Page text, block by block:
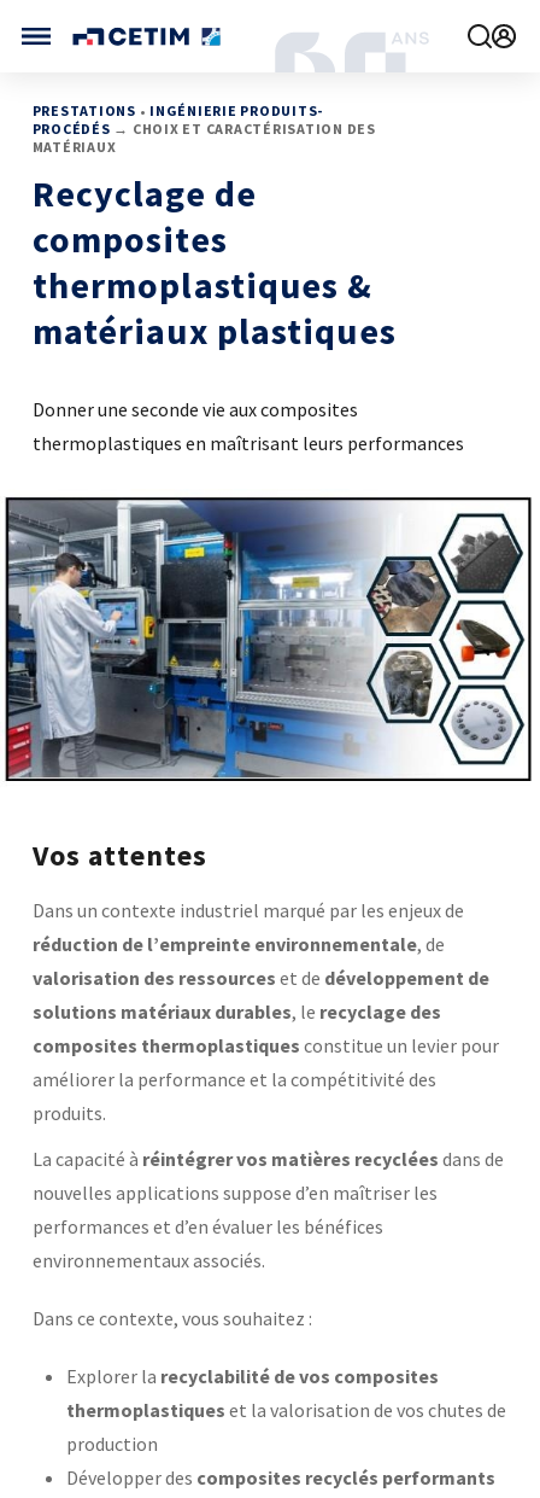
CETIM FRANCE
FRANCE (ACTUEL)
INTERNATIONAL
CETIM MATCOR (ASIE)
CETIM ALLEMAGNE
AGENDA
ACTUALITÉS
CETIM INFOS
IMPLANTATIONS
NOUS REJOINDRE
NOUS CONTACTER
MÉCATHÈQUE, LA BASE DE CONNAISSANCES
Base documentaire
TOUTES NOS SOLUTIONS ET PRESTATIONS
Essais – contrôles – mesures
Ingénierie produits / procédés
Conseil et Expertises
Analyse de défaillance
Témoignages Clients
NOS FORMATIONS CETIM ACADEMY®
Chaînes de valeur
Qualifiantes / certifiantes
A distance
A l'international
NOS LOGICIELS
Logiciels métiers
Logiciels de calcul
Aide au chiffrage
Bases de données
APPUI À L’INDUSTRIE
Programmes régionaux
Normalisation
Technologies Prioritaires 2030
RECHERCHE
Laboratoires communs
Fondation Cetim
Publications scientifiques
Librairie
AGRÉMENTS ET RECONNAISSANCES QSE
Certifications qualité
Cofrac Essai
Notifications CE
Agréments internationaux
Certifications Cofrend
QUI SOMMES-NOUS ?
Le Cetim en bref
Gouvernance
Rapports - Publications
Vidéo de présentation
Historique
Charte développement durable
Égalité Femmes/Hommes
Information pratiques
Mentions légales
Données personnelles
Conditions générales de vente
PRESTATIONS • INGÉNIERIE PRODUITS-
PROCÉDÉS → CHOIX ET CARACTÉRISATION DES
MATÉRIAUX
Recyclage de
composites
thermoplastiques &
matériaux plastiques
Donner une seconde vie aux composites
thermoplastiques en maîtrisant leurs performances
Vos attentes
Dans un contexte industriel marqué par les enjeux de
réduction de l’empreinte environnementale, de
valorisation des ressources et de développement de
solutions matériaux durables, le recyclage des
composites thermoplastiques constitue un levier pour
améliorer la performance et la compétitivité des
produits.
La capacité à réintégrer vos matières recyclées dans de
nouvelles applications suppose d’en maîtriser les
performances et d’en évaluer les bénéfices
environnementaux associés.
Dans ce contexte, vous souhaitez :
Explorer la recyclabilité de vos composites
thermoplastiques et la valorisation de vos chutes de
production
Développer des composites recyclés performants